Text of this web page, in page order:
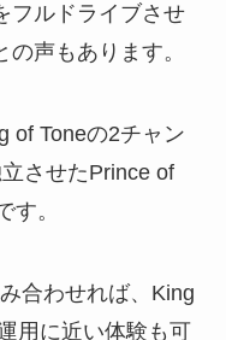
フルドライブさせ
声もあります。
of Toneの2チャン
させたPrince of
す。
合わせれば、King
用に近い体験も可